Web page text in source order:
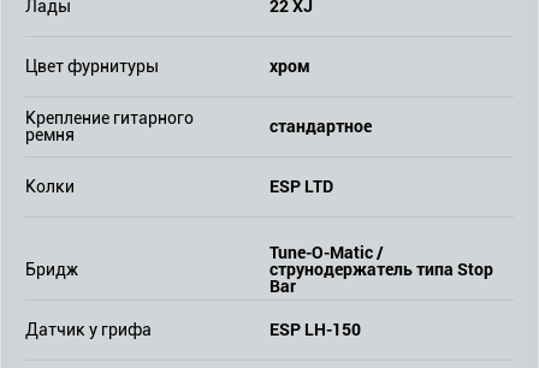
Лады 22 XJ
Цвет фурнитуры хром
Крепление гитарного
ремня
стандартное
Колки ESP LTD
Бридж
Tune-O-Matic /
струнодержатель типа Stop
Bar
Датчик у грифа ESP LH-150